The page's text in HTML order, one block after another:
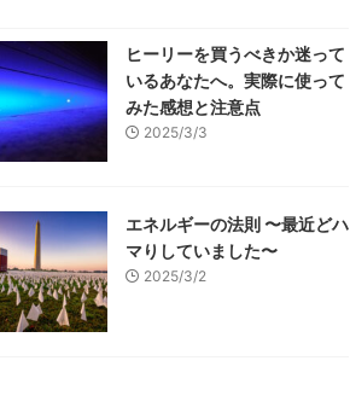
ヒーリーを買うべきか迷って
いるあなたへ。実際に使って
みた感想と注意点
2025/3/3
エネルギーの法則 〜最近どハ
マりしていました〜
2025/3/2